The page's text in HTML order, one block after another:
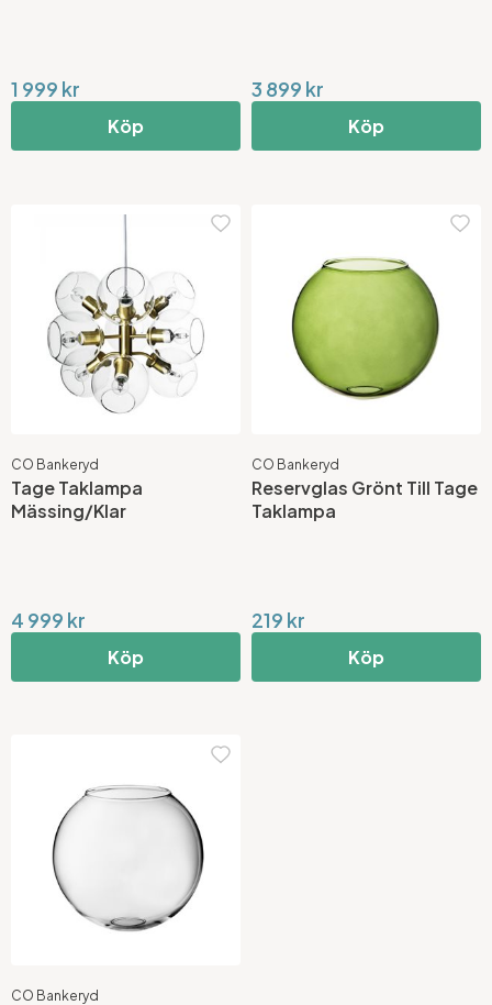
1 999 kr
Köp
3 899 kr
Köp
CO Bankeryd
Tage Taklampa
Mässing/Klar
4 999 kr
Köp
CO Bankeryd
Reservglas Grönt Till Tage
Taklampa
219 kr
Köp
CO Bankeryd